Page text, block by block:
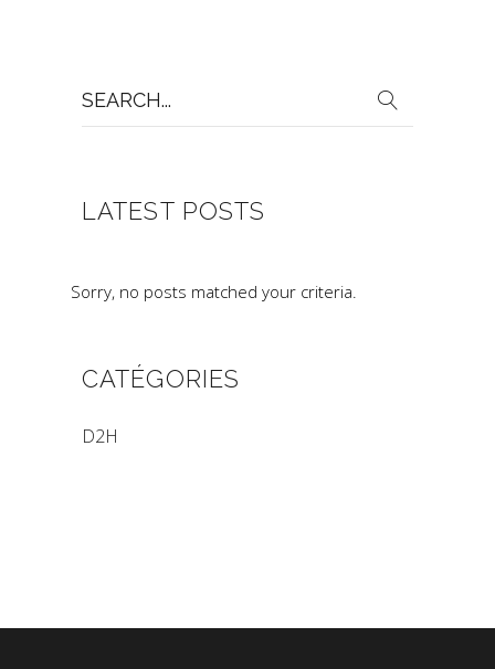
for:
LATEST POSTS
Sorry, no posts matched your criteria.
CATÉGORIES
D2H